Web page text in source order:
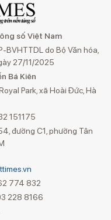
số Việt Nam
BVHTTDL do Bộ Văn hóa,
27/11/2025
Bá Kiên
Park, xã Hoài Đức, Hà
151175
đường C1, phường Tân
774 832
228 8166